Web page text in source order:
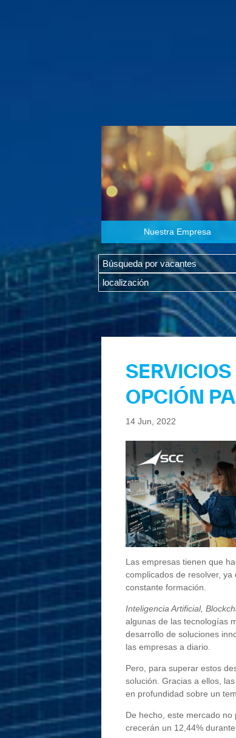
Nuestra Empresa
OPCIÓN
14 Jun, 2022
Las empresas tienen que
complicados de resolver,
constante formación.
Inteligencia Artificial,
algunas de las tecnologías
desarrollo de soluciones
las empresas a diario.
Pero, para superar estos
solución. Gracias a ellos,
en profundidad sobre un
De hecho, este mercado
crecerán un 12,44%